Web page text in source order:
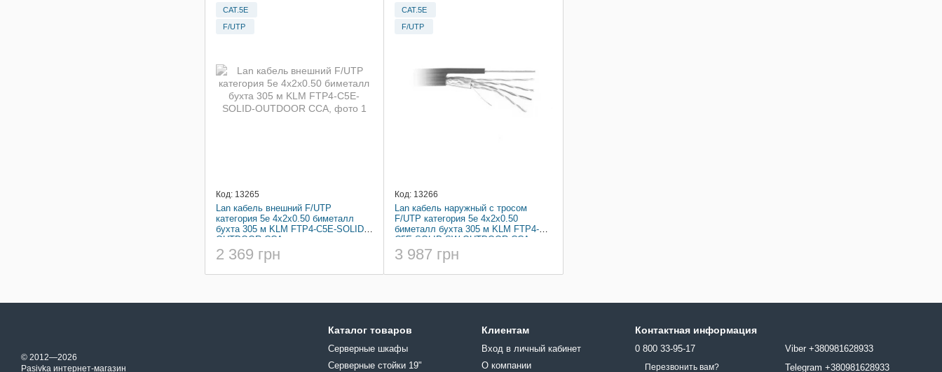
CAT.5E
F/UTP
Код: 13265
Lan кабель внешний F/UTP
категория 5e 4x2x0.50 биметалл
бухта 305 м KLM FTP4-C5E-SOLID-
OUTDOOR CCA
2 369 грн
CAT.5E
F/UTP
Код: 13266
Lan кабель наружный c тросом
F/UTP категория 5e 4x2x0.50
биметалл бухта 305 м KLM FTP4-
C5E-SOLID-SW-OUTDOOR CCA
3 987 грн
© 2012—2026
Pasivka интернет-магазин
Каталог товаров
Серверные шкафы
Серверные стойки 19"
Клиентам
Вход в личный кабинет
О компании
Контактная информация
0 800 33-95-17
Перезвонить вам?
Viber +380981628933
Telegram +380981628933